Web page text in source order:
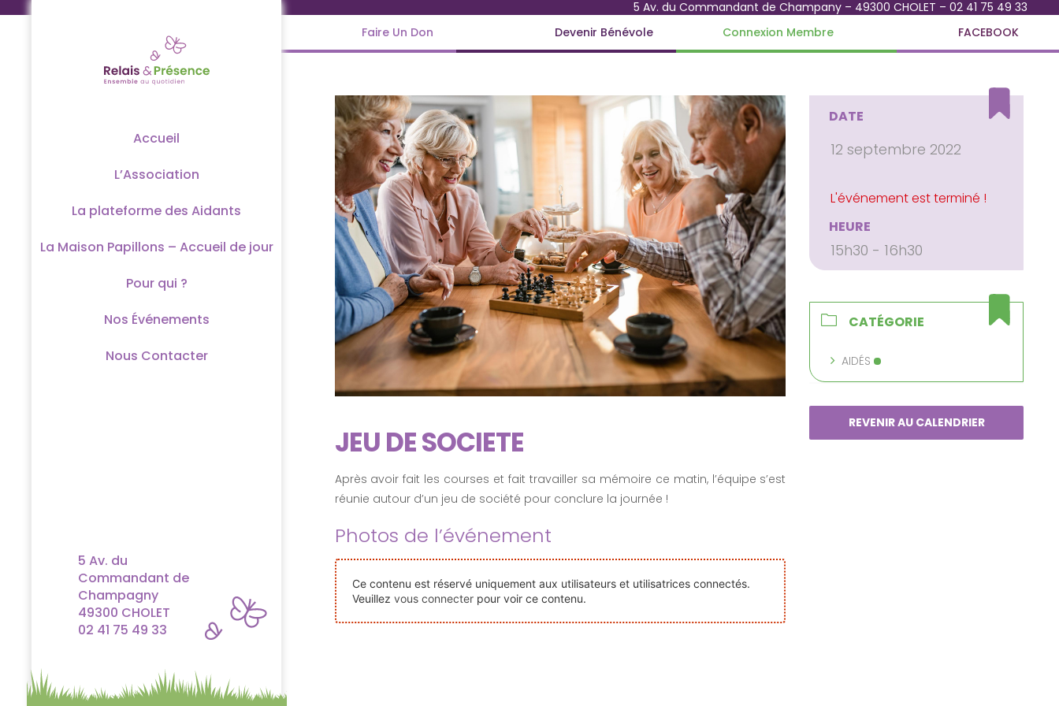
Passer
Accueil
L’Association
La plateforme des Aidants
La Maison Papillons – Accueil de jour
Pour qui ?
Nos Événements
Nous Contacter
5 Av. du
Commandant de
Champagny
49300 CHOLET
02 41 75 49 33
5 Av. du Commandant de Champany – 49300 CHOLET – 02 41 75 49 33
Faire Un Don
Devenir Bénévole Connexion Membre FACEBOOK
JEU DE SOCIETE
Après avoir fait les courses et fait travailler sa mémoire ce matin, l’équipe s’est
réunie autour d’un jeu de société pour conclure la journée !
Photos de l’événement
Ce contenu est réservé uniquement aux utilisateurs et utilisatrices connectés.
Veuillez vous connecterpour voir ce contenu.
DATE
12 septembre 2022
HEURE
15h30 - 16h30
CATÉGORIE
AIDÉS
REVENIR AU CALENDRIER